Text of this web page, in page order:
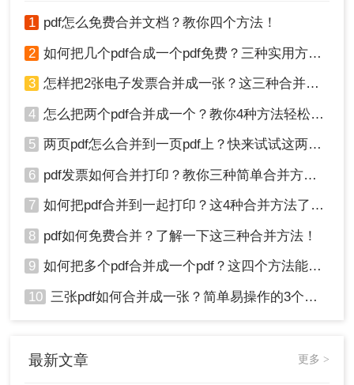
4、合并成功，点击立即下载就完成了。
注意：合并前，确保网络环境稳定，以免合并过程
中断或失败。
方法三：使用Windows系统内置功能
Windows 10系统内置了一个通过“打印”选项来合并
PDF文件的功能。用户只需选中所有要合并的PDF
可将多个PDF文件合并为一个。
1 pdf怎么免费合并文档？教你四个方法！
2 如何把几个pdf合成一个pdf免费？三种实用方法分享！
3 怎样把2张电子发票合并成一张？这三种合并方法学习一下!
4 怎么把两个pdf合并成一个？教你4种方法轻松完成合并！
5 两页pdf怎么合并到一页pdf上？快来试试这两种方法吧！
6 pdf发票如何合并打印？教你三种简单合并方法！
7 如何把pdf合并到一起打印？这4种合并方法了解一下！
8 pdf如何免费合并？了解一下这三种合并方法！
9 如何把多个pdf合并成一个pdf？这四个方法能帮助大家！
10 三张pdf如何合并成一张？简单易操作的3个方法！
最新文章 更多 >